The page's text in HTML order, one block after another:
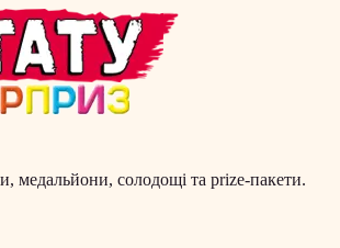
медальйони, солодощі та prize-пакети.